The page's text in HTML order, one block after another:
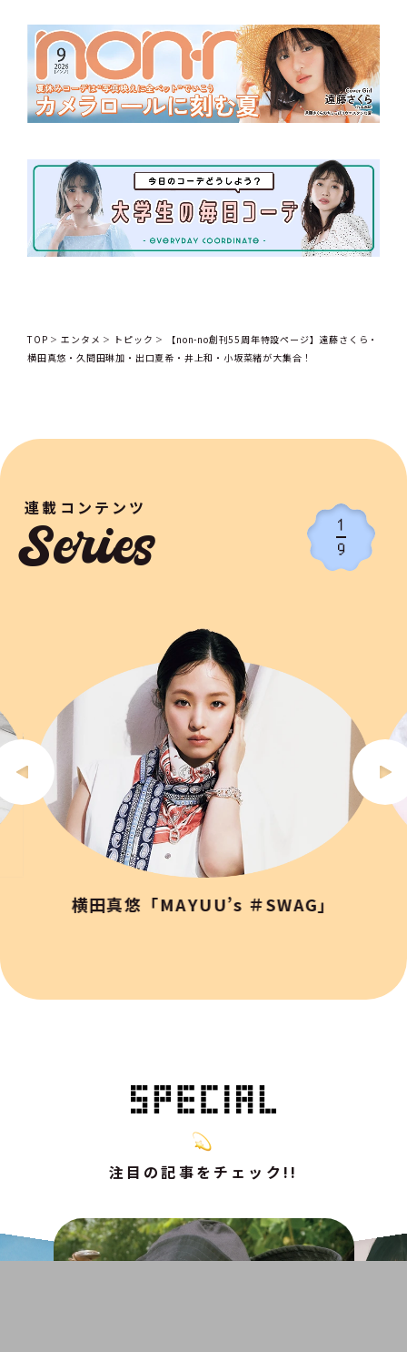
TOP エンタメ トピック
【non-no創刊55周年特設ページ】遠藤さくら・
横田真悠・久間田琳加・出口夏希・井上和・小坂菜緒が大集合！
連載コンテンツ
Series
横田真悠「MAYUU’s ＃SWAG」
1
9
注目の記事をチェック!!